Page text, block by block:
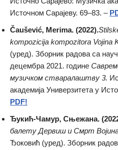
Источном Сарајеву. 69–83. –
Čaušević, Merima. (2022).
kompozicija kompozitora Vojina
(уред). Зборник радова са
децембра 2021. године
музичком стваралаштву 3.
академија Универзитета у
PDF!
Ђукић-Чамур, Сњежана.
балету Дервиш и Смрт
Ђоковић (уред). Зборник